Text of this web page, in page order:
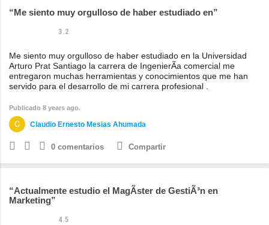
Me siento muy orgulloso de haber estudiado en
3.2
Me siento muy orgulloso de haber estudiado en la Universidad
Arturo Prat Santiago la carrera de IngenierÃ­a comercial me
entregaron muchas herramientas y conocimientos que me han
servido para el desarrollo de mi carrera profesional .
Publicado 8 years ago.
Claudio Ernesto Mesias Ahumada
0 comentarios Compartir
Actualmente estudio el MagÃ­ster de GestiÃ³n en
Marketing
4.5